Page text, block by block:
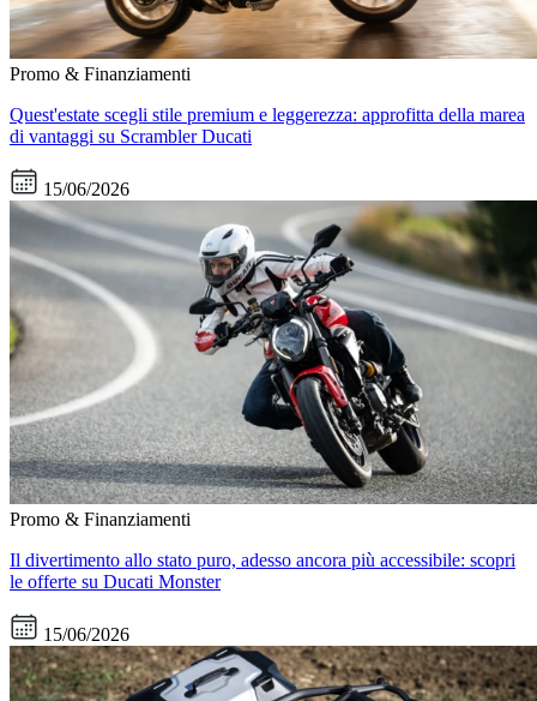
Promo & Finanziamenti
Quest'estate scegli stile premium e leggerezza: approfitta della marea
di vantaggi su Scrambler Ducati
15/06/2026
Promo & Finanziamenti
Il divertimento allo stato puro, adesso ancora più accessibile: scopri
le offerte su Ducati Monster
15/06/2026